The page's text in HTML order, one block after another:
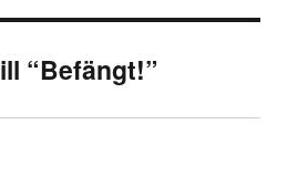
“Befängt!”